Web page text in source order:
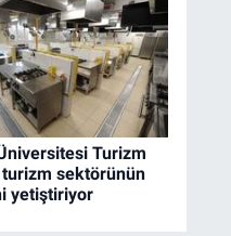
Turizm
sektörünün
yetiştiriyor